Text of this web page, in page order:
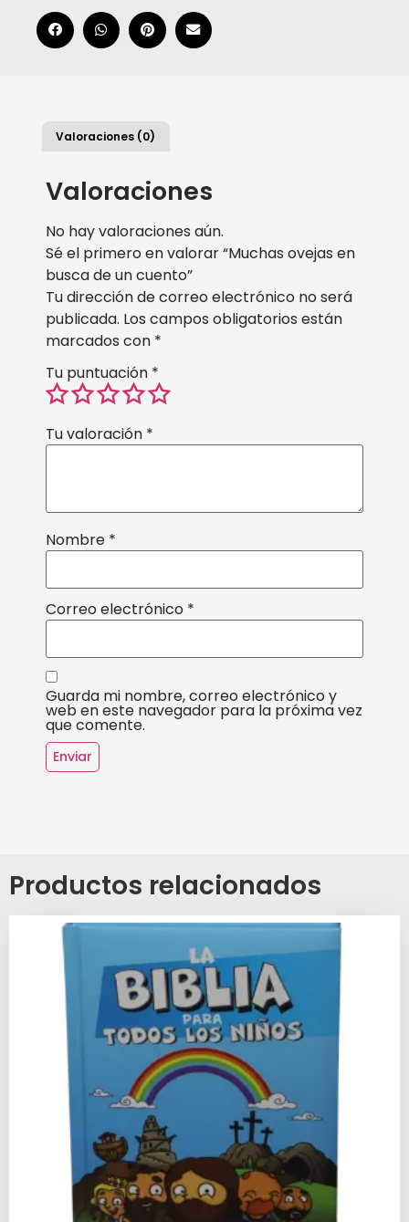
Valoraciones (0)
Valoraciones
No hay valoraciones aún.
Sé el primero en valorar “Muchas ovejas en
busca de un cuento”
Tu dirección de correo electrónico no será
publicada. Los campos obligatorios están
marcados con *
Tu puntuación *
Tu valoración *
Nombre *
Correo electrónico *
Guarda mi nombre, correo electrónico y
web en este navegador para la próxima vez
que comente.
Productos relacionados